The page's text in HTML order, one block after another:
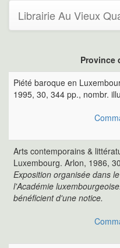
Librairie Au Vieux
Province
Piété baroque en
1995, 30, 344 pp., nombr.
Arts contemporains &
Luxembourg. Arlon, 1986,
Exposition organisée dans
l'Académie
bénéficient d'une notice.